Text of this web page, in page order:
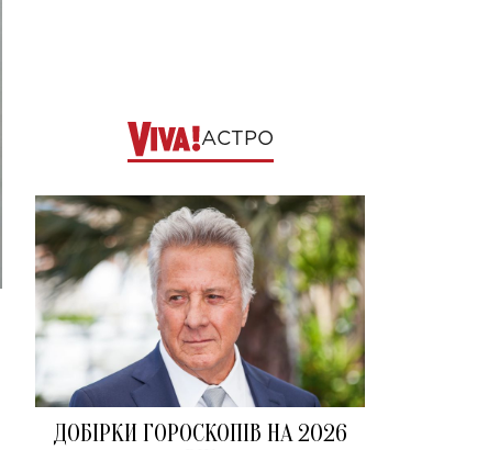
АСТРО
ДОБІРКИ ГОРОСКОПІВ НА 2026